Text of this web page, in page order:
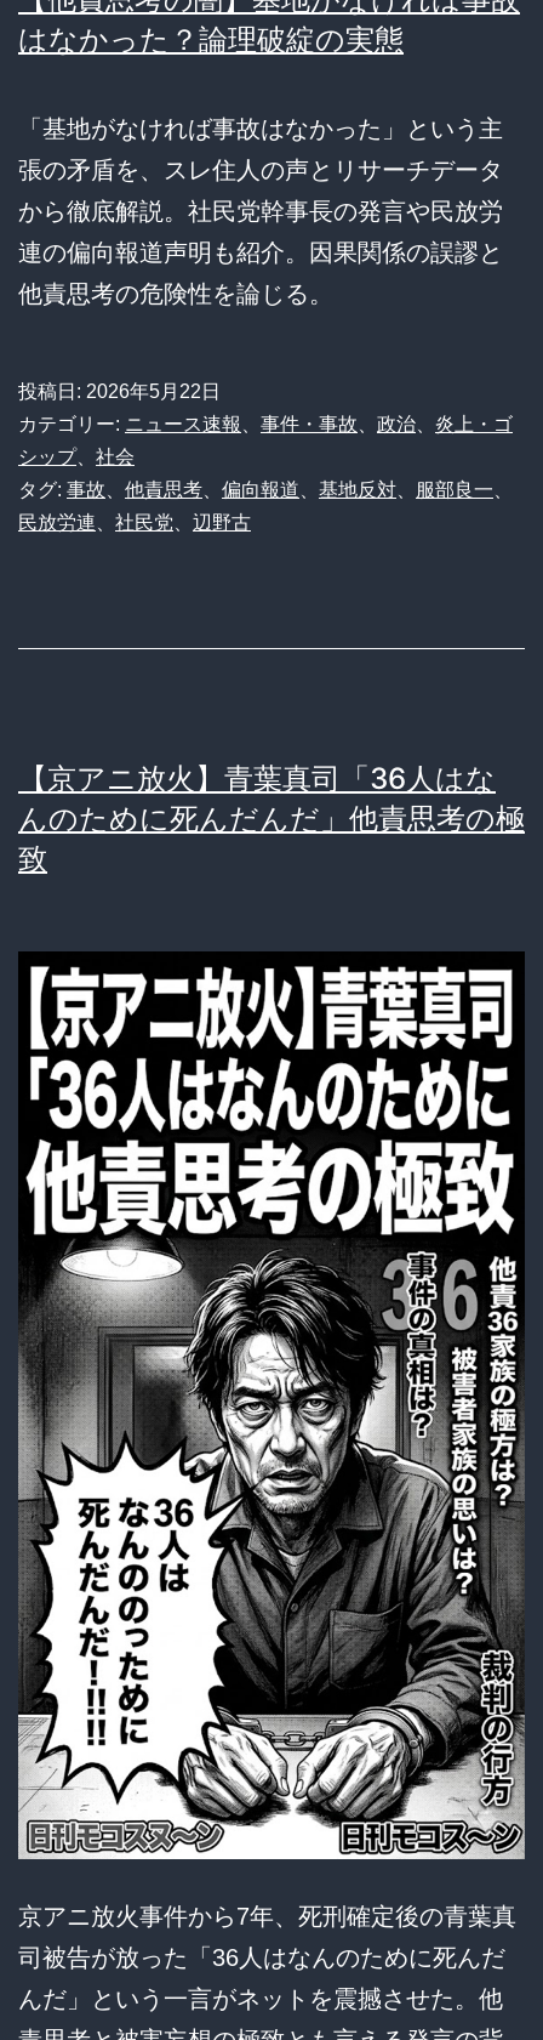
はなかった？論理破綻の実態
「基地がなければ事故はなかった」という主
張の矛盾を、スレ住人の声とリサーチデータ
から徹底解説。社民党幹事長の発言や民放労
連の偏向報道声明も紹介。因果関係の誤謬と
他責思考の危険性を論じる。
投稿日: 2026年5月22日
カテゴリー: ニュース速報 事件・事故 政治
炎上・ゴ
シップ、 社会
タグ: 事故 他責思考 偏向報道 基地反対 服部良一
民放労連
社民党 辺野古
【京アニ放火】青葉真司「36人はな
んのために死んだんだ」他責思考の極
致
京アニ放火事件から7年、死刑確定後の青葉真
司被告が放った「36人はなんのために死んだ
んだ」という一言がネットを震撼させた。他